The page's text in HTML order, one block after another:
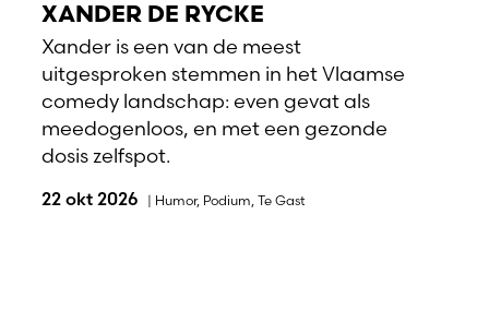
XANDER DE RYCKE
Xander is een van de meest
uitgesproken stemmen in het Vlaamse
comedy landschap: even gevat als
meedogenloos, en met een gezonde
dosis zelfspot.
22 okt 2026 | Humor, Podium, Te Gast